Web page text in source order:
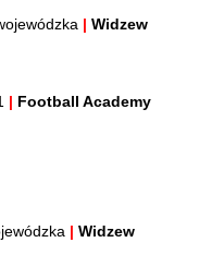
| Widzew
| Football Academy
| Widzew